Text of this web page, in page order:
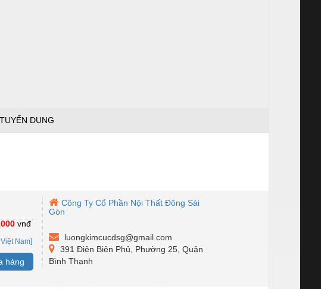
TUYỂN DỤNG
Việt Nam]
vnđ
hàng
Công Ty Cổ Phần Nội Thất Đông Sài
Gòn
luongkimcucdsg@gmail.com
391 Điện Biên Phủ, Phường 25, Quận
Bình Thạnh